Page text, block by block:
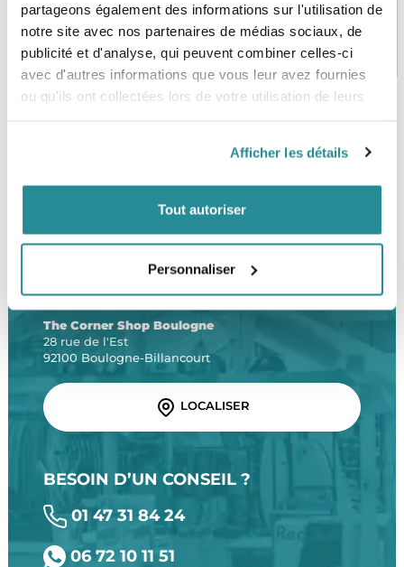
partageons également des informations sur l'utilisation de
notre site avec nos partenaires de médias sociaux, de
publicité et d'analyse, qui peuvent combiner celles-ci
avec d'autres informations que vous leur avez fournies
ou qu'ils ont collectées lors de votre utilisation de leurs
Afficher les détails
Tout autoriser
Personnaliser
PAIEMENT SÉCURISÉ
CB, VISA, Mastercard, ALMA
STOCK EN TEMPS RÉEL
Plus de 5000 produits en stock
À partir de 99€ d’achat*
LE SHOP
The Corner Shop Boulogne
28 rue de l'Est
92100 Boulogne-Billancourt
LOCALISER
BESOIN D’UN CONSEIL ?
01 47 31 84 24
06 72 10 11 51